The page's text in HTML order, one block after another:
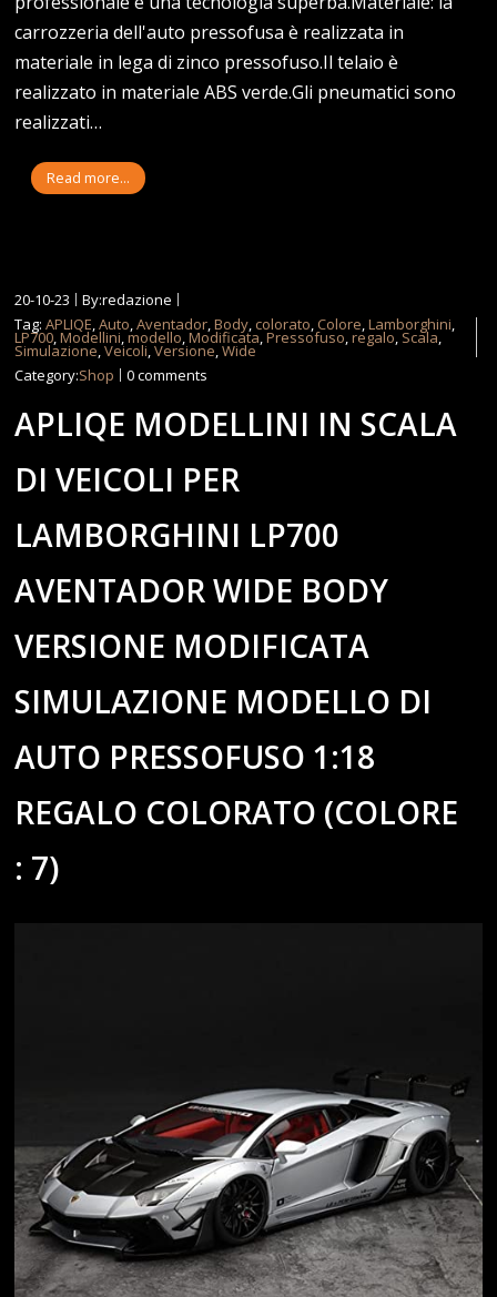
carrozzeria dell'auto pressofusa è realizzata in
materiale in lega di zinco pressofuso.Il telaio è
realizzato in materiale ABS verde.Gli pneumatici sono
realizzati…
Read more...
20-10-23
By:redazione
Tag:APLIQE,Auto,Aventador,Body, colorato, Colore,Lamborghini,
LP700,Modellini,modello,Modificata,Pressofuso,regalo, Scala,
Simulazione,Veicoli,Versione,Wide
Category:Shop 0 comments
APLIQE MODELLINI IN SCALA
DI VEICOLI PER
LAMBORGHINI LP700
AVENTADOR WIDE BODY
VERSIONE MODIFICATA
SIMULAZIONE MODELLO DI
AUTO PRESSOFUSO 1:18
REGALO COLORATO (COLORE
: 7)